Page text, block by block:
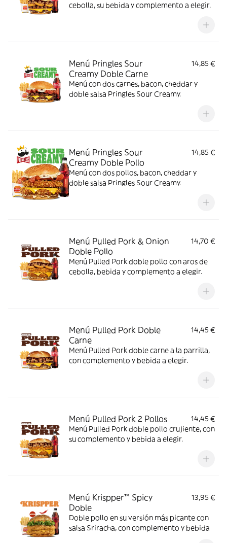
cebolla, su bebida y complemento a elegir.
Menú Pringles Sour
Creamy Doble Carne
14,85 €
Menú con dos carnes, bacon, cheddar y
doble salsa Pringles Sour Creamy.
Menú Pringles Sour
Creamy Doble Pollo
14,85 €
Menú con dos pollos, bacon, cheddar y
doble salsa Pringles Sour Creamy.
Menú Pulled Pork & Onion
Doble Pollo
14,70 €
Menú Pulled Pork doble pollo con aros de
cebolla, bebida y complemento a elegir.
Menú Pulled Pork Doble
Carne
14,45 €
Menú Pulled Pork doble carne a la parrilla,
con complemento y bebida a elegir.
Menú Pulled Pork 2 Pollos
14,45 €
Menú Pulled Pork doble pollo crujiente, con
su complemento y bebida a elegir.
Menú Krispper™ Spicy
Doble
13,95 €
Doble pollo en su versión más picante con
salsa Sriracha, con complemento y bebida